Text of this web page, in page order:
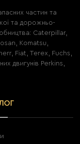
частин та
та дорожньо-
Caterpillar,
Komatsu,
Fiat, Terex, Fuchs,
двигунів Perkins,